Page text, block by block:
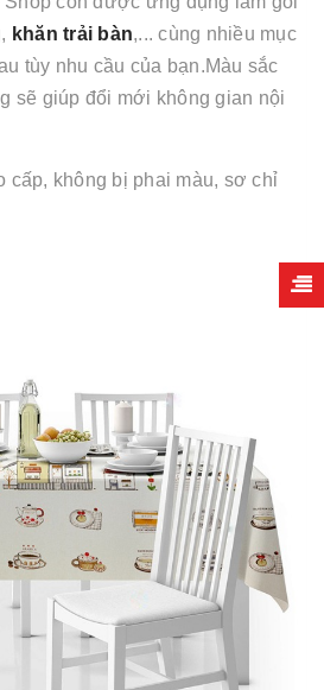
khăn trải bàn,... cùng nhiều mục
tùy nhu cầu của bạn.Màu sắc
sẽ giúp đổi mới không gian nội
cấp, không bị phai màu, sơ chỉ